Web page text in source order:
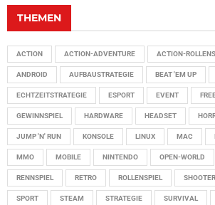
THEMEN
ACTION ACTION-ADVENTURE ACTION-
ANDROID AUFBAUSTRATEGIE BEAT 'EM UP
ECHTZEITSTRATEGIE ESPORT EVENT
GEWINNSPIEL HARDWARE HEADSET
JUMP 'N' RUN KONSOLE LINUX MAC
MMO MOBILE NINTENDO OPEN-WORLD
RENNSPIEL RETRO ROLLENSPIEL SHOOTER
SPORT STEAM STRATEGIE SURVIVAL